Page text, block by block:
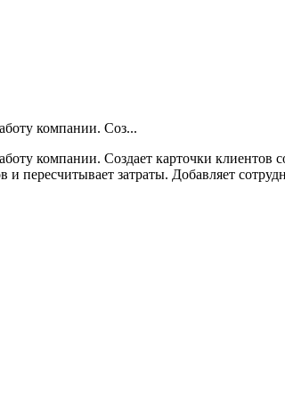
компании. Соз...
компании. Создает карточки
пересчитывает затраты. Добавляет